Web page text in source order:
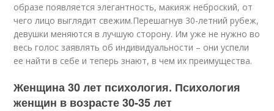
образе появляется элегантность, макияж неброский, от
чего лицо выглядит свежим.Перешагнув 30-летний рубеж,
девушки меняются в лучшую сторону. Им уже не нужно во
весь голос заявлять об индивидуальности – они успели
ее найти в себе и теперь знают, в чем их преимущества.
Женщина 30 лет психология. Психология
женщин в возрасте 30-35 лет